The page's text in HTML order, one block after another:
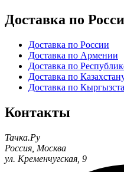
Доставка по
Доставка по России
Доставка по Армении
Доставка по
Доставка по
Доставка по
Контакты
Тачка.Ру
Россия Москва
ул. Кременчугская, 9